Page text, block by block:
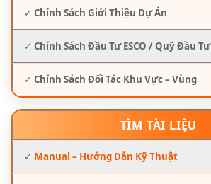
✓ Chính Sách Giới Thiệu Dự Án
✓ Chính Sách Đầu Tư ESCO / Quỹ Đầu Tư
✓ Chính Sách Đối Tác Khu Vực – Vùng
TÌM TÀI LIỆU
✓ Manual – Hướng Dẫn Kỹ Thuật